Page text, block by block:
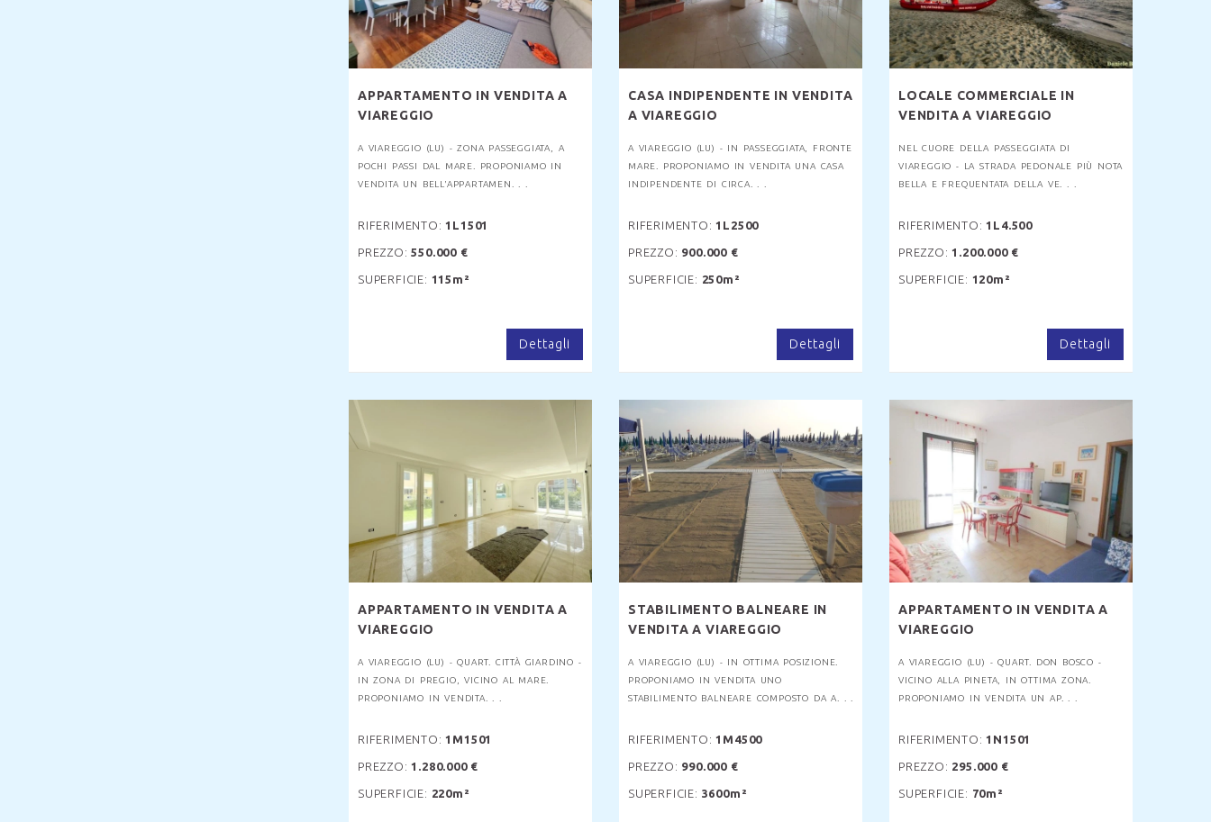
APPARTAMENTO IN VENDITA A
VIAREGGIO
A VIAREGGIO (LU) - ZONA PASSEGGIATA, A
POCHI PASSI DAL MARE. PROPONIAMO IN
VENDITA UN BELL'APPARTAMEN. . .
RIFERIMENTO:1L1501
PREZZO:550.000 €
SUPERFICIE: 115m²
Dettagli
CASA INDIPENDENTE IN VENDITA
A VIAREGGIO
A VIAREGGIO (LU) - IN PASSEGGIATA, FRONTE
MARE. PROPONIAMO IN VENDITA UNA CASA
INDIPENDENTE DI CIRCA. . .
RIFERIMENTO:1L2500
PREZZO: 900.000 €
SUPERFICIE: 250m²
Dettagli
LOCALE COMMERCIALE IN
VENDITA A VIAREGGIO
NEL CUORE DELLA PASSEGGIATA DI
VIAREGGIO - LA STRADA PEDONALE PIÙ NOTA
BELLA E FREQUENTATA DELLA VE. . .
RIFERIMENTO:1L4.500
PREZZO:1.200.000 €
SUPERFICIE: 120m²
Dettagli
APPARTAMENTO IN VENDITA A
VIAREGGIO
A VIAREGGIO (LU) - QUART. CITTÀ GIARDINO -
IN ZONA DI PREGIO, VICINO AL MARE.
PROPONIAMO IN VENDITA. . .
RIFERIMENTO:1M1501
PREZZO:1.280.000 €
SUPERFICIE: 220m²
STABILIMENTO BALNEARE IN
VENDITA A VIAREGGIO
A VIAREGGIO (LU) - IN OTTIMA POSIZIONE.
PROPONIAMO IN VENDITA UNO
STABILIMENTO BALNEARE COMPOSTO DA A. . .
RIFERIMENTO:1M4500
PREZZO: 990.000 €
SUPERFICIE: 3600m²
APPARTAMENTO IN VENDITA A
VIAREGGIO
A VIAREGGIO (LU) - QUART. DON BOSCO -
VICINO ALLA PINETA, IN OTTIMA ZONA.
PROPONIAMO IN VENDITA UN AP. . .
RIFERIMENTO:1N1501
PREZZO: 295.000 €
SUPERFICIE: 70m²